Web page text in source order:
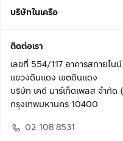
บริษัทในเครือ
ติดต่อเรา
เลขที่ 554/117 อาคารสกายไ
แขวงดินแดง เขตดินแดง
บริษัท เคดี มาร์เก็ตเพลส จำกั
กรุงเทพมหานคร 10400
02 108 8531